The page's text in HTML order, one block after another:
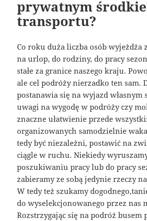
prywatnym
transportu?
Co roku duża liczba osób wyjeżdża
na urlop, do rodziny, do pracy
stałe za granice naszego kraju.
ale cel podróży nierzadko ten sam.
postanawia się na wyjazd własnym
uwagi na wygodę w podróży czy
znaczne ułatwienie przede
organizowanych samodzielnie
tedy być niezależni, postawić na
ciągle w ruchu. Niekiedy
poszukiwaniu pracy lub do pracy
zabieramy ze sobą jedynie rzeczy
W tedy też szukamy
do wyselekcjonowanego przez nas
Rozstrzygając się na podróż busem